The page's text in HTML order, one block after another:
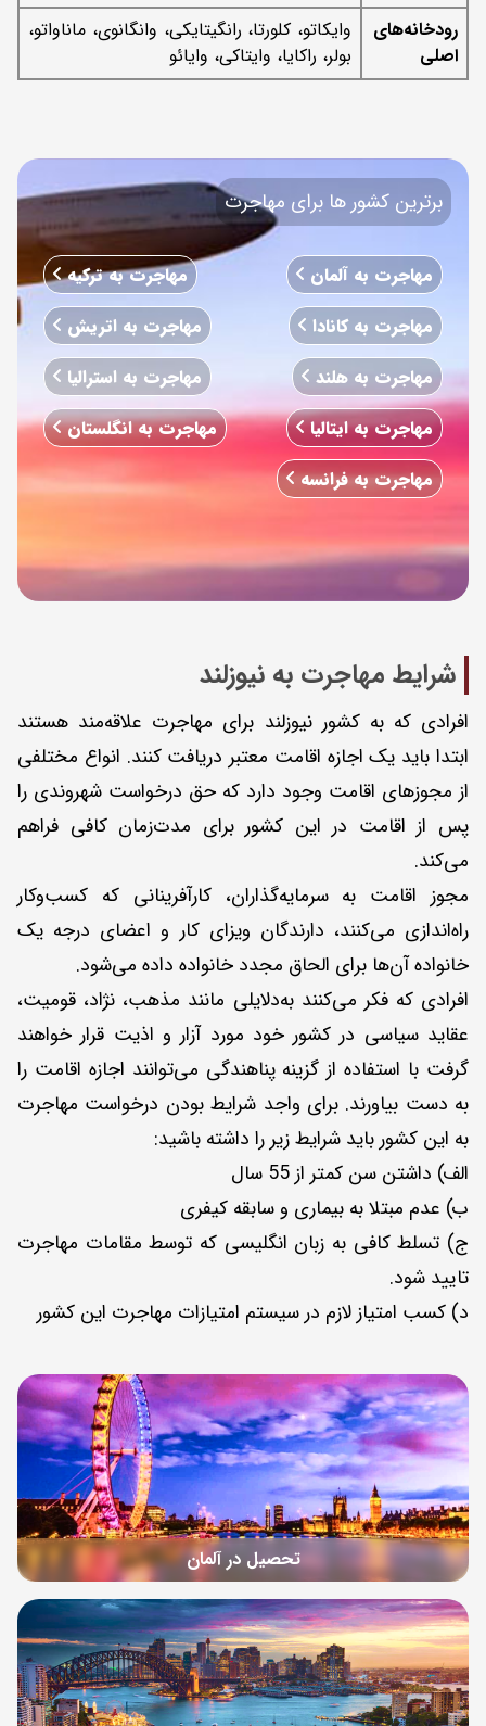
رودخانه‌های
اصلی
وایکاتو، کلورتا، رانگیتایکی، وانگانوی، ماناواتو،
بولر، راکایا، وایتاکی، وایائو
برترین کشور ها برای مهاجرت
مهاجرت به آلمان
مهاجرت به ترکیه
مهاجرت به کانادا
مهاجرت به اتریش
مهاجرت به هلند
مهاجرت به استرالیا
مهاجرت به ایتالیا
مهاجرت به انگلستان
مهاجرت به فرانسه
شرایط مهاجرت به نیوزلند
افرادی که به کشور نیوزلند برای مهاجرت علاقه‌مند هستند
ابتدا باید یک اجازه اقامت معتبر دریافت کنند. انواع مختلفی
از مجوزهای اقامت وجود دارد که حق درخواست شهروندی را
پس از اقامت در این کشور برای مدت‌زمان کافی فراهم
می‌کند.
مجوز اقامت به سرمایه‌گذاران، کارآفرینانی که کسب‌وکار
راه‌اندازی می‌کنند، دارندگان ویزای کار و اعضای درجه یک
خانواده آن‌ها برای الحاق مجدد خانواده داده می‌شود.
افرادی که فکر می‌کنند به‌دلایلی مانند مذهب، نژاد، قومیت،
عقاید سیاسی در کشور خود مورد آزار و اذیت قرار خواهند
گرفت با استفاده از گزینه پناهندگی می‌توانند اجازه اقامت را
به دست بیاورند. برای واجد شرایط بودن درخواست مهاجرت
به این کشور باید شرایط زیر را داشته باشید:
الف) داشتن سن کمتر از 55 سال
ب) عدم مبتلا به بیماری و سابقه کیفری
ج) تسلط کافی به زبان انگلیسی که توسط مقامات مهاجرت
تایید شود.
د) کسب امتیاز لازم در سیستم امتیازات مهاجرت این کشور
تحصیل در آلمان